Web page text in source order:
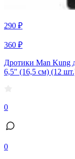
290 ₽
360 ₽
Дротики Man Kung
6,5" (16,5 см) (12
0
0